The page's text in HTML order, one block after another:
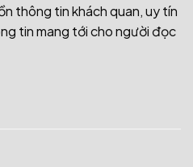
thông tin khách quan, uy tín
tin mang tới cho người đọc